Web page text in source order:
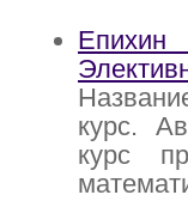
курс.
курс